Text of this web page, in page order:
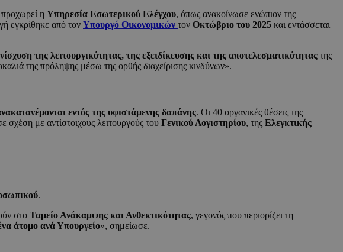
προχωρεί η Υπηρεσία Εσωτερικού Ελέγχου, όπως ανακοίνωσε ενώπιον της
εγκρίθηκε από τον Υπουργό Οικονομικών τον Οκτώβριο του 2025 και εντάσσεται
της λειτουργικότητας, της εξειδίκευσης και της αποτελεσματικότητας της
της πρόληψης μέσω της ορθής διαχείρισης κινδύνων».
εντός της υφιστάμενης δαπάνης. Οι 40 οργανικές θέσεις της
σχέση με αντίστοιχους λειτουργούς του Γενικού Λογιστηρίου, της Ελεγκτικής
.
στο Ταμείο Ανάκαμψης και Ανθεκτικότητας, γεγονός που περιορίζει τη
άτομο ανά Υπουργείο», σημείωσε.